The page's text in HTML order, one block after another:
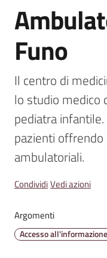
Novità
Servizi
Vivere
Argelato
Menu selezionato
Amministrazione
Trasparente
Tutti
gli
Salta al contenuto
Funo
Il centro di
lo studio medico
pediatra
pazienti
ambulatoriali.
CondividiVedi azioni
Argomenti
Accesso all'informazione